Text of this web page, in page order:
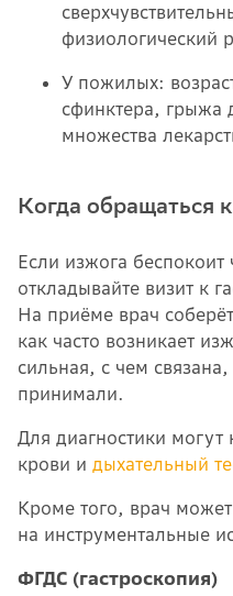
физиологический
У пожилых:
сфинктера,
множества
Когда обращаться
Если изжога
откладывайте визит к
На приёме врач
как часто возникает
сильная, с чем
принимали.
Для диагностики
крови и дыхательный
Кроме того, врач
на инструментальные
ФГДС (гастроскопия)